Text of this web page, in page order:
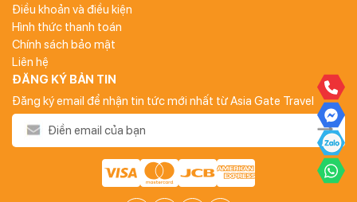
Điều khoản và điều kiện
Hình thức thanh toán
Chính sách bảo mật
Liên hệ
ĐĂNG KÝ BẢN TIN
Đăng ký email để nhận tin tức mới nhất từ Asia Gate Travel